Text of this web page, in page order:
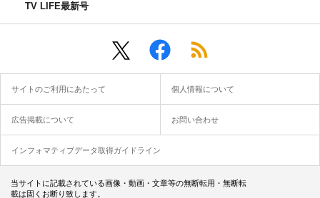
TV LIFE最新号
サイトのご利用にあたって 個人情報について
広告掲載について お問い合わせ
インフォマティブデータ取得ガイドライン
当サイトに記載されている画像・動画・文章等の無断転用・無断転
載は固くお断り致します。